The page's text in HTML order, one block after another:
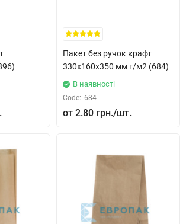
Пакет без ручок крафт
330x160x350 мм г/м2 (684)
В наявності
Code: 684
2.80 грн.